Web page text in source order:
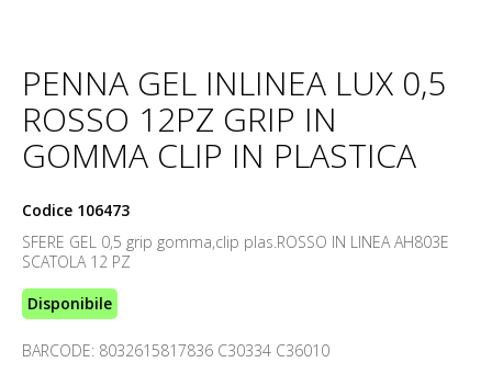
PENNA GEL INLINEA LUX 0,5
ROSSO 12PZ GRIP IN
GOMMA CLIP IN PLASTICA
Codice 106473
SFERE GEL 0,5 grip gomma,clip plas.ROSSO IN LINEA AH803E
SCATOLA 12 PZ
Disponibile
BARCODE: 8032615817836 C30334 C36010